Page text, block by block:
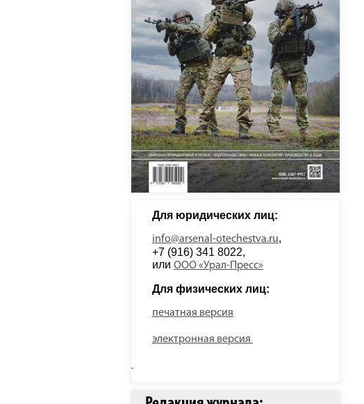
Для юридических лиц:
info@arsenal-otechestva.ru,
+7 (916) 341 8022,
или ООО «Урал-Пресс»
Для физических лиц:
печатная версия
электронная версия